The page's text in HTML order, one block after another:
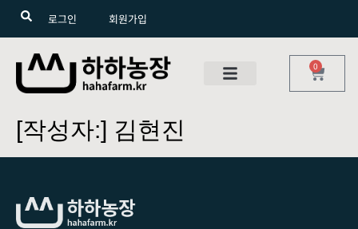
로그인 회원가입
0
[작성자:] 김현진